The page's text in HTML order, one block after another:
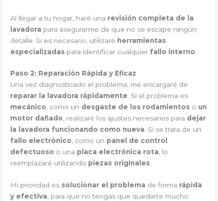
Al llegar a tu hogar, haré una revisión completa de la
lavadora para asegurarme de que no se escape ningún
detalle. Si es necesario, utilizaré herramientas
especializadas para identificar cualquier fallo interno
Paso 2: Reparación Rápida y Eficaz
Una vez diagnosticado el problema, me encargaré de
reparar la lavadora rápidamente. Si el problema es
mecánico, como un desgaste de los rodamientos o un
motor dañado, realizaré los ajustes necesarios para dejar
la lavadora funcionando como nueva. Si se trata de un
fallo electrónico, como un panel de control
defectuoso o una placa electrónica rota, lo
reemplazaré utilizando piezas originales.
Mi prioridad es solucionar el problema de forma rápida
y efectiva, para que no tengas que quedarte mucho